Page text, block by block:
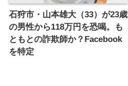
石狩市・山本雄大（33）が23歳
の男性から118万円を恐喝。も
ともとの詐欺師か？Facebook
を特定